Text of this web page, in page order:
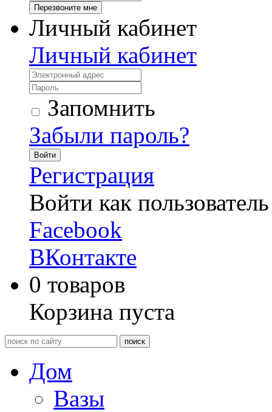
Перезвоните мне
Личный кабинет
Личный кабинет
Запомнить
Забыли пароль?
Войти
Регистрация
Войти как пользователь
Facebook
ВКонтакте
0 товаров
Корзина пуста
Дом
Вазы